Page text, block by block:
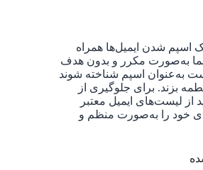
اسپم شدن ایمیل‌ها همراه
به‌صورت مکرر و بدون هدف
به‌عنوان اسپم شناخته شوند
بزند. برای جلوگیری از
از لیست‌های ایمیل معتبر
خود را به‌صورت منظم و